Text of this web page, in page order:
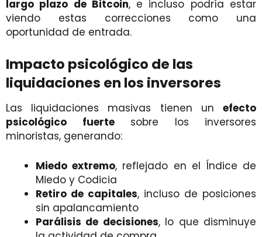
largo plazo de Bitcoin, e incluso podría estar
viendo estas correcciones como una
oportunidad de entrada.
Impacto psicológico de las
liquidaciones en los inversores
Las liquidaciones masivas tienen un efecto
psicológico fuertesobre los inversores
minoristas, generando:
Miedo extremo, reflejado en el Índice de
Miedo y Codicia
Retiro de capitales, incluso de posiciones
sin apalancamiento
Parálisis de decisiones, lo que disminuye